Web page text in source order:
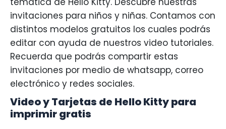
invitaciones para niños y niñas. Contamos con
distintos modelos gratuitos los cuales podrás
editar con ayuda de nuestros video tutoriales.
Recuerda que podrás compartir estas
invitaciones por medio de whatsapp, correo
electrónico y redes sociales.
Video y Tarjetas de Hello Kitty para
imprimir gratis